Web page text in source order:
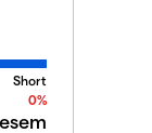
Short
0%